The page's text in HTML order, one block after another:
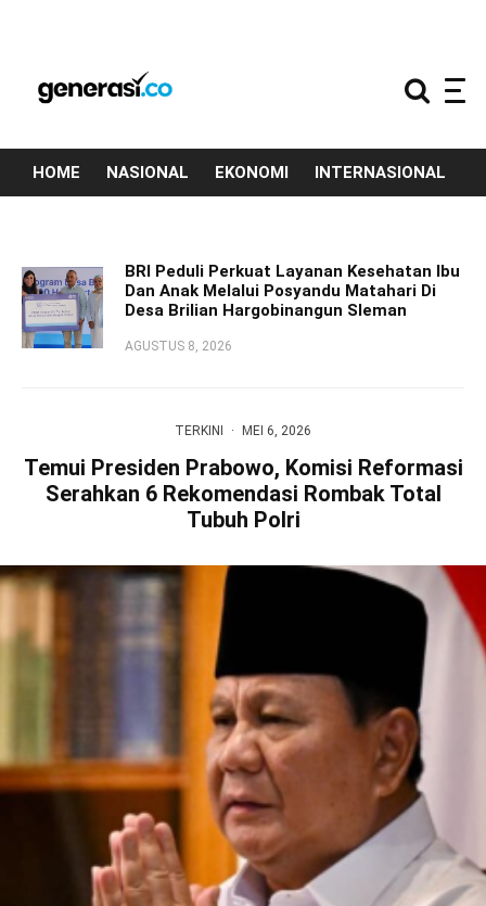
HOME NASIONAL EKONOMI INTERNASIONAL
BRI Peduli Perkuat Layanan Kesehatan Ibu
Dan Anak Melalui Posyandu Matahari Di
Desa Brilian Hargobinangun Sleman
AGUSTUS 8, 2026
TERKINI · MEI 6, 2026
Temui Presiden Prabowo, Komisi Reformasi
Serahkan 6 Rekomendasi Rombak Total
Tubuh Polri